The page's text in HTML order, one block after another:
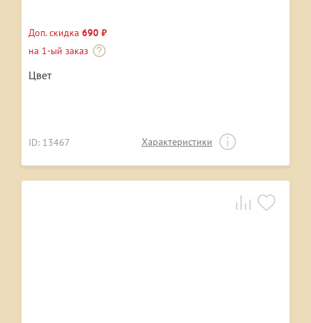
Доп. скидка 690 ₽
на 1-ый заказ
Цвет
ID: 13467 Характеристики